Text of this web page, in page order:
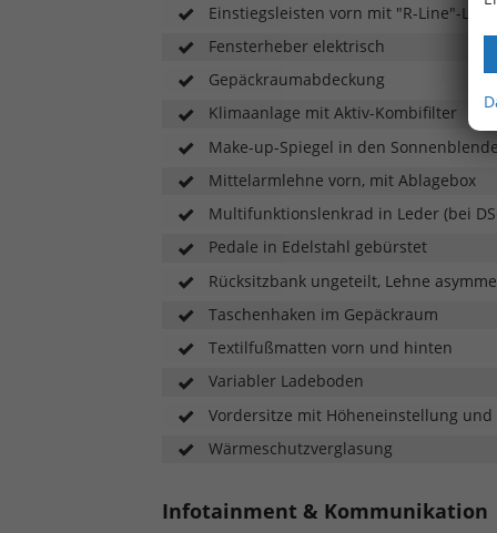
Einstiegsleisten vorn mit "R-Line"-Logo
Fensterheber elektrisch
Gepäckraumabdeckung
Klimaanlage mit Aktiv-Kombifilter
Make-up-Spiegel in den
Mittelarmlehne vorn, mit Ablagebox
Multifunktionslenkrad in Leder (bei
Pedale in Edelstahl gebürstet
Rücksitzbank ungeteilt, Lehne
Taschenhaken im Gepäckraum
Textilfußmatten vorn und hinten
Variabler Ladeboden
Vordersitze mit Höheneinstellung
Wärmeschutzverglasung
Infotainment & Kommunikation